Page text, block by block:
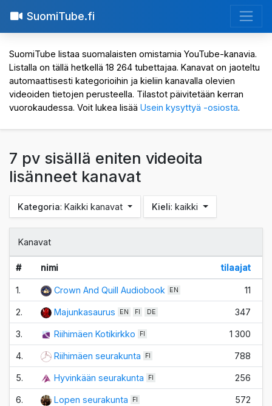
SuomiTube.fi
SuomiTube listaa suomalaisten omistamia YouTube-kanavia.
Listalla on tällä hetkellä 18 264 tubettajaa. Kanavat on jaoteltu
automaattisesti kategorioihin ja kieliin kanavalla olevien
videoiden tietojen perusteella. Tilastot päivitetään kerran
vuorokaudessa. Voit lukea lisää Usein kysyttyä -osiosta.
7 pv sisällä eniten videoita
lisänneet kanavat
Kategoria: Kaikki kanavat Kieli: kaikki
Kanavat
# nimi tilaajat
1. Crown And Quill Audiobook EN 11
2. Majunkasaurus EN FI DE 347
3. Riihimäen Kotikirkko FI 1 300
4. Riihimäen seurakunta FI 788
5. Hyvinkään seurakunta FI 256
6. Lopen seurakunta FI 572